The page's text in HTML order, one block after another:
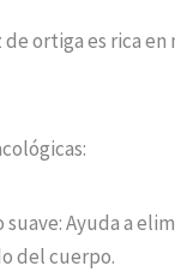
de ortiga es rica en
Ayuda a
del cuerpo.